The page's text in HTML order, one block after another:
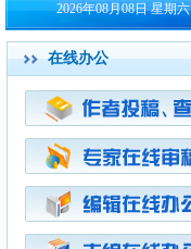
2026年08月08日 星期六
在线办公